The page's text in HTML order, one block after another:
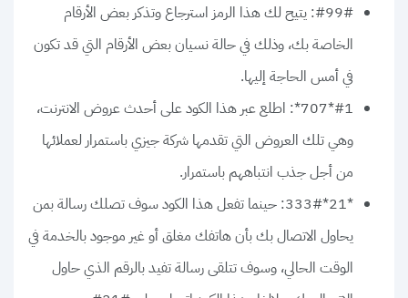
#99#: يتيح لك هذا الرمز استرجاع وتذكر بعض الأرقام
الخاصة بك، وذلك في حالة نسيان بعض الأرقام التي قد تكون
في أمس الحاجة إليها.
#1*707*: اطلع عبر هذا الكود على أحدث عروض الانترنت،
وهي تلك العروض التي تقدمها شركة جيزي باستمرار لعملائها
من أجل جذب انتباههم باستمرار.
*21*333#: حينما تفعل هذا الكود سوف تصلك رسالة بمن
يحاول الاتصال بك بأن هاتفك مغلق أو غير موجود بالخدمة في
الوقت الحالي، وسوف تتلقى رسالة تفيد بالرقم الذي حاول